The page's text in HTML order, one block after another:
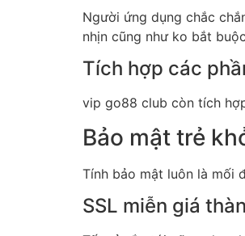
Người ứng dụng chắc
nhịn cũng như ko bắt
Tích hợp các
vip go88 club còn tích
Bảo mật trẻ
Tính bảo mật luôn là mối
SSL miễn giá